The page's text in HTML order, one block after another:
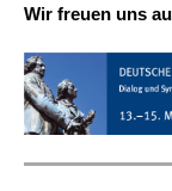
Wir freuen uns